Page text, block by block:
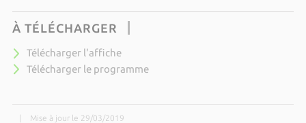
À TÉLÉCHARGER
Télécharger l'affiche
Télécharger le programme
Mise à jour le 29/03/2019